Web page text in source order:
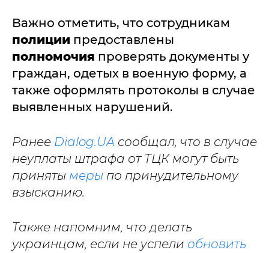
Важно отметить, что сотрудникам
полиции предоставлены
полномочия проверять документы у
граждан, одетых в военную форму, а
также оформлять протоколы в случае
выявленных нарушений.
Ранее Dialog.UA сообщал, что в случае
неуплаты штрафа от ТЦК могут быть
приняты меры по принудительному
взысканию.
Также напомним, что делать
украинцам, если не успели обновить